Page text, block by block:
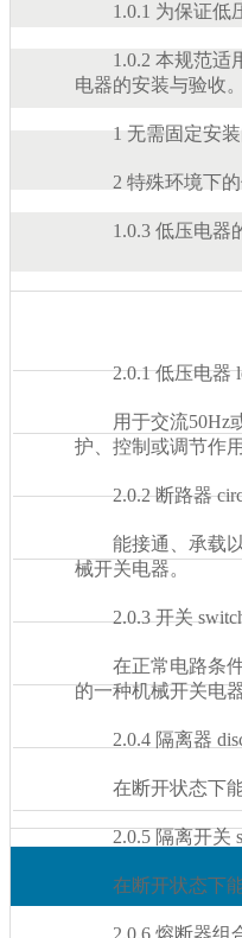
1.0.1 为保证低压电
1.0.2 本规范适用
电器的安装与验收。
1 无需固定安装的
2 特殊环境下的低
1.0.3 低压电器的
2.0.1 低压电器
用于交流50Hz或
护、控制或调节作用
2.0.2 断路器
能接通、承载以
械开关电器。
2.0.3 开关
在正常电路条件下
的一种机械开关电器
2.0.4 隔离器
在断开状态下能符
2.0.5 隔离开关
在断开状态下能符